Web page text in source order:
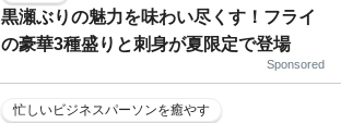
黒瀬ぶりの魅力を味わい尽くす！フライ
の豪華3種盛りと刺身が夏限定で登場
Sponsored
忙しいビジネスパーソンを癒やす